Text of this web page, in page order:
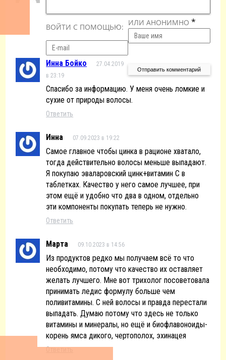
ВОЙТИ С ПОМОЩЬЮ: ИЛИ АНОНИМНО *
Инна Бойко
27.04.2019
в 23:19
Спасибо за информацию. У меня очень ломкие и
сухие от природы волосы.
Ответить
Инна 07.09.2023 в 19:22
Самое главное чтобы цинка в рационе хватало,
тогда действительно волосы меньше выпадают.
Я покупаю эваларовский цинк+витамин C в
таблетках. Качество у него самое лучшее, при
этом ещё и удобно что два в одном, отдельно
эти компоненты покупать теперь не нужно.
Ответить
Марта 09.10.2023 в 14:56
Из продуктов редко мы получаем всё то что
необходимо, потому что качество их оставляет
желать лучшего. Мне вот трихолог посоветовала
принимать ледис формулу больше чем
поливитамины. С ней волосы и правда перестали
выпадать. Думаю потому что здесь не только
витамины и минералы, но ещё и биофлавоноиды-
корень ямса дикого, чертополох, эхинацея
Ответить